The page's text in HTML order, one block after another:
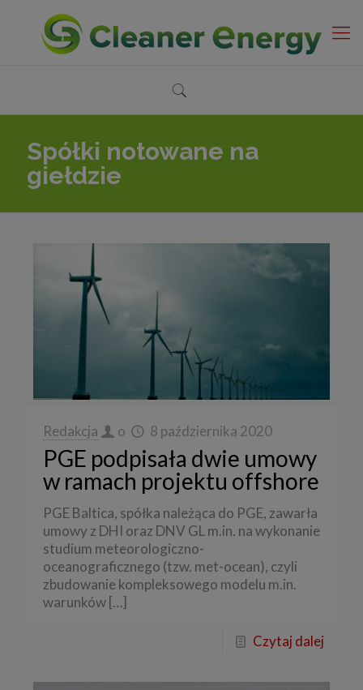
Spółki notowane na
giełdzie
Redakcja o 8 października 2020
PGE podpisała dwie umowy
w ramach projektu offshore
PGE Baltica, spółka należąca do PGE, zawarła
umowy z DHI oraz DNV GL m.in. na wykonanie
studium meteorologiczno-
oceanograficznego (tzw. met-ocean), czyli
zbudowanie kompleksowego modelu m.in.
warunków […]
Czytaj dalej